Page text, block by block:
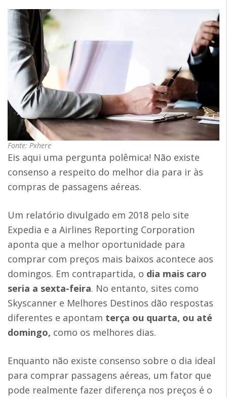
Fonte: Pxhere
Eis aqui uma pergunta polêmica! Não existe
consenso a respeito do melhor dia para ir às
compras de passagens aéreas.
Um relatório divulgado em 2018 pelo site
Expedia e a Airlines Reporting Corporation
aponta que a melhor oportunidade para
comprar com preços mais baixos acontece aos
domingos. Em contrapartida, o dia mais caro
seria a sexta-feira. No entanto, sites como
Skyscanner e Melhores Destinos dão respostas
diferentes e apontam terça ou quarta, ou até
domingo, como os melhores dias.
Enquanto não existe consenso sobre o dia ideal
para comprar passagens aéreas, um fator que
pode realmente fazer diferença nos preços é o